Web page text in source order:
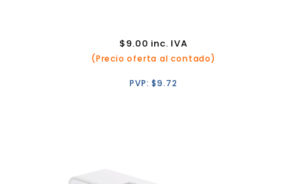
$9.00 inc. IVA
(Precio oferta al contado)
PVP:$9.72